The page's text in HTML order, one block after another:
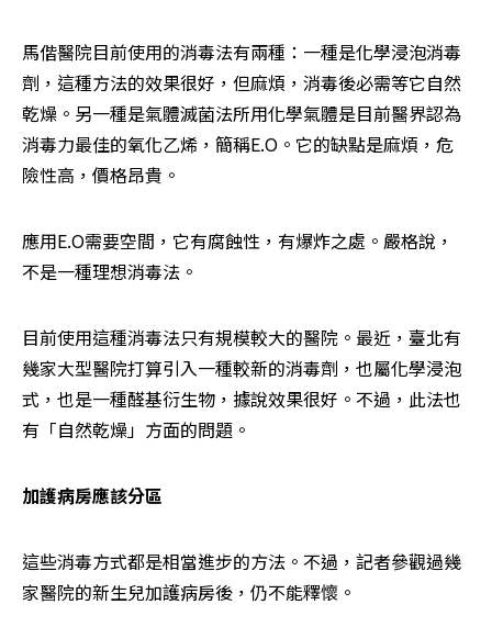
馬偕醫院目前使用的消毒法有兩種：一種是化學浸泡消毒
劑，這種方法的效果很好，但麻煩，消毒後必需等它自然
乾燥。另一種是氣體滅菌法所用化學氣體是目前醫界認為
消毒力最佳的氧化乙烯，簡稱E.O。它的缺點是麻煩，危
險性高，價格昂貴。
應用E.O需要空間，它有腐蝕性，有爆炸之處。嚴格說，
不是一種理想消毒法。
目前使用這種消毒法只有規模較大的醫院。最近，臺北有
幾家大型醫院打算引入一種較新的消毒劑，也屬化學浸泡
式，也是一種醛基衍生物，據說效果很好。不過，此法也
有「自然乾燥」方面的問題。
加護病房應該分區
這些消毒方式都是相當進步的方法。不過，記者參觀過幾
家醫院的新生兒加護病房後，仍不能釋懷。